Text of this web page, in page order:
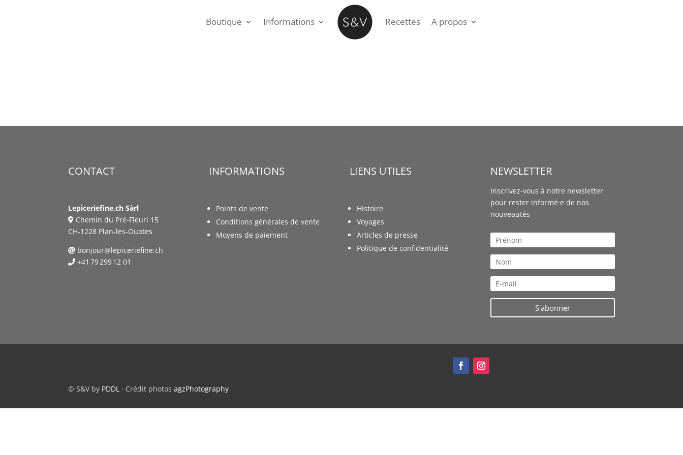
Boutique Informations Recettes A propos
CONTACT
Lepiceriefine.ch Sàrl
Chemin du Pré-Fleuri 15
CH-1228 Plan-les-Ouates
bonjour@lepiceriefine.ch
+41 79 299 12 01
INFORMATIONS
Points de vente
Conditions générales de vente
Moyens de paiement
LIENS UTILES
Histoire
Voyages
Articles de presse
Politique de confidentialité
NEWSLETTER
Inscrivez-vous à notre newsletter
pour rester informé·e de nos
nouveautés
S'abonner
© S&V by PDDL · Crédit photosagzPhotography